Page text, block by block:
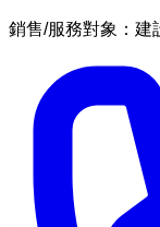
銷售/服務對象：建